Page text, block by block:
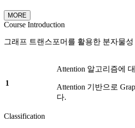
MORE
Course Introduction
그래프 트랜스포머를 활용한 분자물
1
Attention 알고리즘에
Attention 기반으로
다.
Classification